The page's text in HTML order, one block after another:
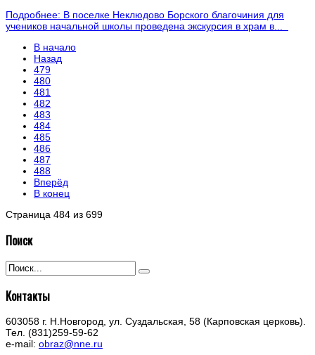
Подробнее: В поселке Неклюдово Борского благочиния для
учеников начальной школы проведена экскурсия в храм в...
В начало
Назад
479
480
481
482
483
484
485
486
487
488
Вперёд
В конец
Страница 484 из 699
Поиск
Контакты
603058 г. Н.Новгород, ул. Суздальская, 58 (Карповская церковь).
Тел. (831)259-59-62
e-mail: obraz@nne.ru